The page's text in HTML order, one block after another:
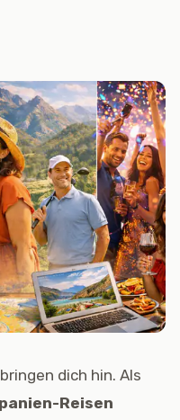
dich hin. Als
Reisen